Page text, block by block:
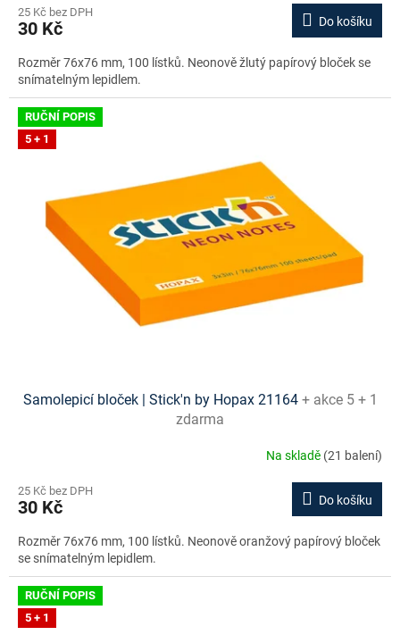
25 Kč bez DPH
30 Kč Do košíku
Rozměr 76x76 mm, 100 lístků. Neonově žlutý papírový bloček se
snímatelným lepidlem.
RUČNÍ POPIS
5 + 1
Samolepicí bloček | Stick'n by Hopax 21164 + akce 5 + 1
zdarma
Na skladě (21 balení)
25 Kč bez DPH
30 Kč Do košíku
Rozměr 76x76 mm, 100 lístků. Neonově oranžový papírový bloček
se snímatelným lepidlem.
RUČNÍ POPIS
5 + 1